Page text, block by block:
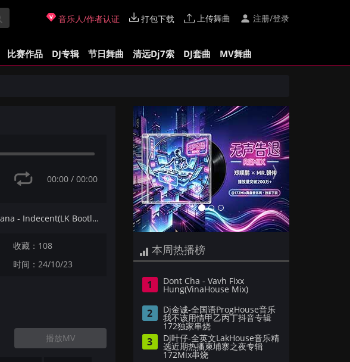
音乐人/作者认证 打包下载 上传舞曲 注册/登录
比赛作品 DJ专辑 节日舞曲 清远Dj7索 DJ套曲 MV舞曲
00:00 / 00:00
下一首：Xana - Indecent(LK Bootleg Mix)
收藏：108
时间：24/10/23
播放MV
Previous Next
本周热播榜
1 Dont Cha - Vavh Fixx
Hung(VinaHouse Mix)
2 Dj金诚-全国语ProgHouse音乐
我不该用情甲乙丙丁抖音专辑
172独家串烧
3 Dj叶仔-全英文LakHouse音乐精
选近期热播柬埔寨之夜专辑
172Mix串烧